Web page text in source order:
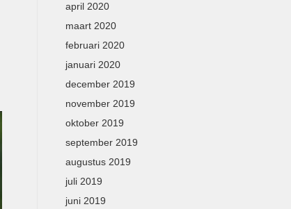
april 2020
maart 2020
februari 2020
januari 2020
december 2019
november 2019
oktober 2019
september 2019
augustus 2019
juli 2019
juni 2019